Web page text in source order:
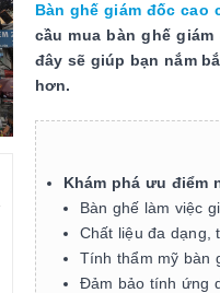
Bàn ghế giám đốc cao
cầu mua bàn ghế
đây sẽ giúp bạn nắm
hơn.
Khám phá ưu điểm
Bàn ghế làm việc
Chất liệu đa dạng,
Tính thẩm mỹ bàn
Đảm bảo tính ứng